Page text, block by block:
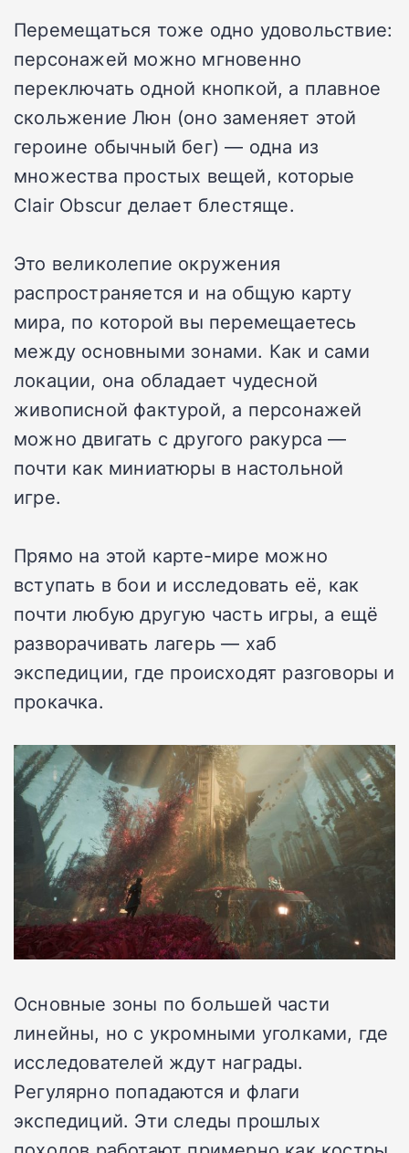
Перемещаться тоже одно удовольствие:
персонажей можно мгновенно
переключать одной кнопкой, а плавное
скольжение Люн (оно заменяет этой
героине обычный бег) — одна из
множества простых вещей, которые
Clair Obscur делает блестяще.
Это великолепие окружения
распространяется и на общую карту
мира, по которой вы перемещаетесь
между основными зонами. Как и сами
локации, она обладает чудесной
живописной фактурой, а персонажей
можно двигать с другого ракурса —
почти как миниатюры в настольной
игре.
Прямо на этой карте-мире можно
вступать в бои и исследовать её, как
почти любую другую часть игры, а ещё
разворачивать лагерь — хаб
экспедиции, где происходят разговоры и
прокачка.
Основные зоны по большей части
линейны, но с укромными уголками, где
исследователей ждут награды.
Регулярно попадаются и флаги
экспедиций. Эти следы прошлых